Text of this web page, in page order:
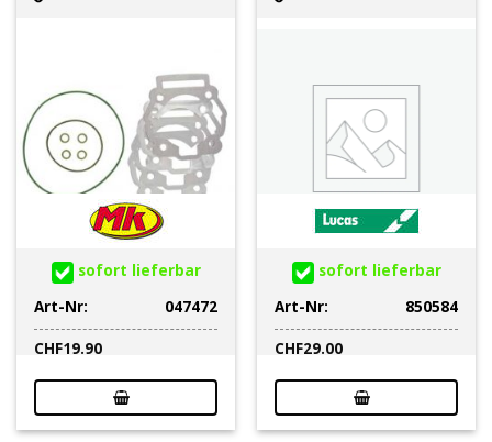
sofort lieferbar
Art-Nr:
047472
CHF19.90
sofort lieferbar
Art-Nr:
850584
CHF29.00